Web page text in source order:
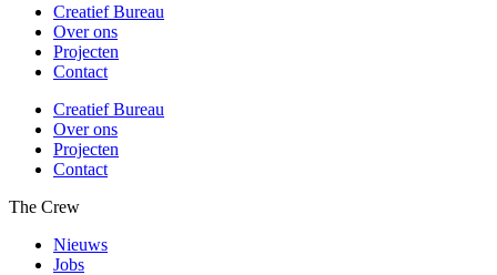
Creatief Bureau
Over ons
Projecten
Contact
Creatief Bureau
Over ons
Projecten
Contact
The Crew
Nieuws
Jobs